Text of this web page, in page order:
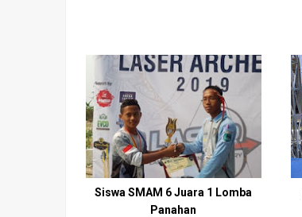
Siswa SMAM 6 Juara 1 Lomba
Panahan